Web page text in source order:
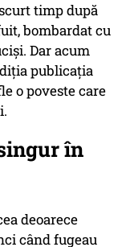
timp după
bombardat cu
Dar acum
publicația
o poveste care
în
deoarece
când fugeau